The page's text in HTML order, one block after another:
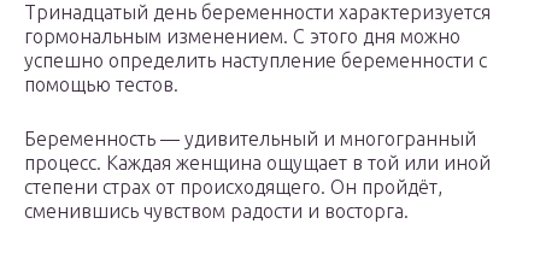
Тринадцатый день беременности характеризуется
гормональным изменением. С этого дня можно
успешно определить наступление беременности с
помощью тестов.
Беременность — удивительный и многогранный
процесс. Каждая женщина ощущает в той или иной
степени страх от происходящего. Он пройдёт,
сменившись чувством радости и восторга.